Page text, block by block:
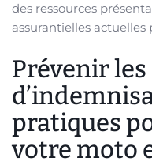
des ressources
assurantielles actuelles
Prévenir
pratiques
votre moto